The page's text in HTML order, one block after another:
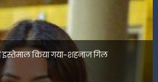
किया गया-शहनाज गिल